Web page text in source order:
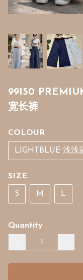
99150
宽长裤
COLOUR
LIGHTBLUE 浅浅
SIZE
S M L
Quantity